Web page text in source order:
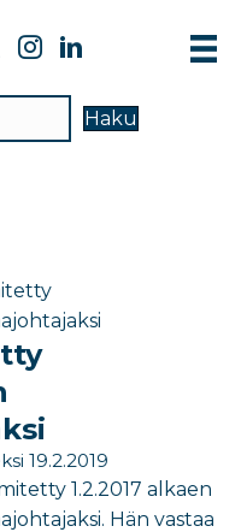
Haku
19.2.2019
1.2.2017 alkaen
Hän vastaa